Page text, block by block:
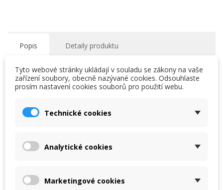
Popis Detaily produktu
Systém tlakových trubek - tvarovek - armatur z PVC-U,
které se spojují lepením nebo pomocí mechanických
chemická odolnost potrubních dílů.
kategorii:
add_circle_outline Create new list
Zrušit Vytvořit seznam přání
Tyto webové stránky ukládají v souladu se zákony na vaše
zařízení soubory, obecně nazývané cookies. Odsouhlaste
prosím nastavení cookies souborů pro použití webu.
Technické cookies
Analytické cookies
Marketingové cookies